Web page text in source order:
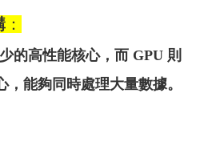
：
的高性能核心，而 GPU 則
，能夠同時處理大量數據。